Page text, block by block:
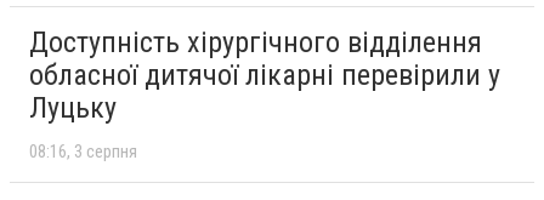
Доступність хірургічного відділення
обласної дитячої лікарні перевірили у
Луцьку
08:16 3 серпня